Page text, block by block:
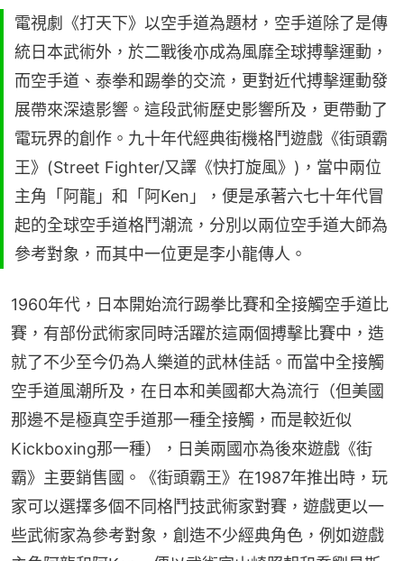
電視劇《打天下》以空手道為題材，空手道除了是傳
統日本武術外，於二戰後亦成為風靡全球搏擊運動，
而空手道、泰拳和踢拳的交流，更對近代搏擊運動發
展帶來深遠影響。這段武術歷史影響所及，更帶動了
電玩界的創作。九十年代經典街機格鬥遊戲《街頭霸
王》(Street Fighter/又譯《快打旋風》)，當中兩位
主角「阿龍」和「阿Ken」，便是承著六七十年代冒
起的全球空手道格鬥潮流，分別以兩位空手道大師為
參考對象，而其中一位更是李小龍傳人。
1960年代，日本開始流行踢拳比賽和全接觸空手道比
賽，有部份武術家同時活躍於這兩個搏擊比賽中，造
就了不少至今仍為人樂道的武林佳話。而當中全接觸
空手道風潮所及，在日本和美國都大為流行（但美國
那邊不是極真空手道那一種全接觸，而是較近似
Kickboxing那一種），日美兩國亦為後來遊戲《街
霸》主要銷售國。《街頭霸王》在1987年推出時，玩
家可以選擇多個不同格鬥技武術家對賽，遊戲更以一
些武術家為參考對象，創造不少經典角色，例如遊戲